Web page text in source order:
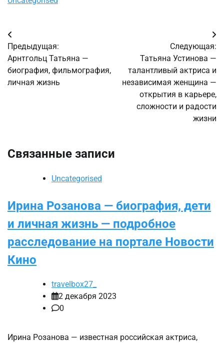
Навигация
по
записям
Предыдущая:
Арнтгольц Татьяна —
биография, фильмография,
личная жизнь
Следующая:
Татьяна Устинова —
талантливый актриса и
независимая женщина —
открытия в карьере,
сложности и радости
жизни
Связанные записи
Uncategorised
Ирина Розанова — биография, дети
и личная жизнь — подробное
расследование на портале Новости
Кино
travelbox27_
2 декабря 2023
0
Ирина Розанова — известная российская актриса,